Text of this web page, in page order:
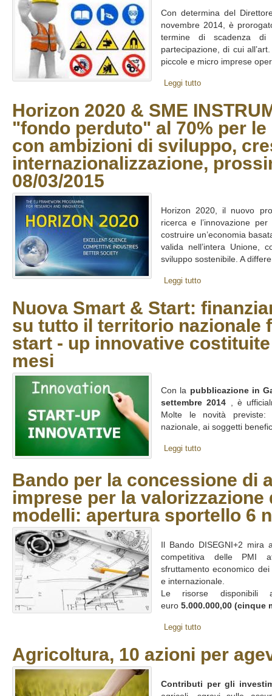
Con determina del
novembre 2014, è
termine di scadenza di
partecipazione, di cui
piccole e micro imprese
Leggi tutto
Horizon 2020 & SME
"fondo perduto" al 70% per
con ambizioni di sviluppo,
internazionalizzazione,
08/03/2015
Horizon 2020, il nuovo
ricerca e l’innovazione
costruire un’economia
valida nell’intera Unione,
sviluppo sostenibile. A
Leggi tutto
Nuova Smart & Start:
su tutto il territorio nazionale
start - up innovative
mesi
Con la pubblicazione in
settembre 2014 , è
Molte le novità previste:
nazionale, ai soggetti
Leggi tutto
Bando per la concessione di
imprese per la valorizzazione
modelli: apertura sportello 6
Il Bando DISEGNI+2
competitiva delle PMI
sfruttamento economico
e internazionale.
Le risorse disponibili
euro 5.000.000,00 (cinque
Leggi tutto
Agricoltura, 10 azioni per
Contributi per gli